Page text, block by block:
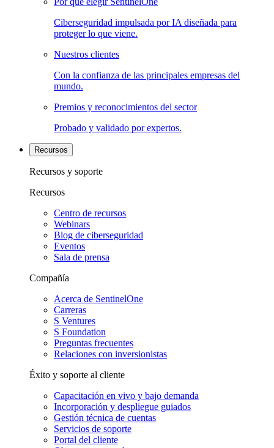
Ciberseguridad impulsada por IA diseñada para
proteger lo que viene.
Nuestros clientes
Con la confianza de las principales empresas del
mundo.
Premios y reconocimientos del sector
Probado y validado por expertos.
Recursos
Recursos y soporte
Recursos
Centro de recursos
Webinars
Blog de ciberseguridad
Eventos
Sala de prensa
Compañía
Acerca de SentinelOne
Carreras
S Ventures
S Foundation
Preguntas frecuentes
Relaciones con inversionistas
Éxito y soporte al cliente
Capacitación en vivo y bajo demanda
Incorporación y despliegue guiados
Gestión técnica de cuentas
Servicios de soporte
Portal del cliente